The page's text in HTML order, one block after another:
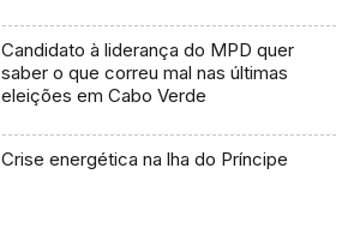
Candidato à liderança do MPD quer
saber o que correu mal nas últimas
eleições em Cabo Verde
Crise energética na lha do Príncipe